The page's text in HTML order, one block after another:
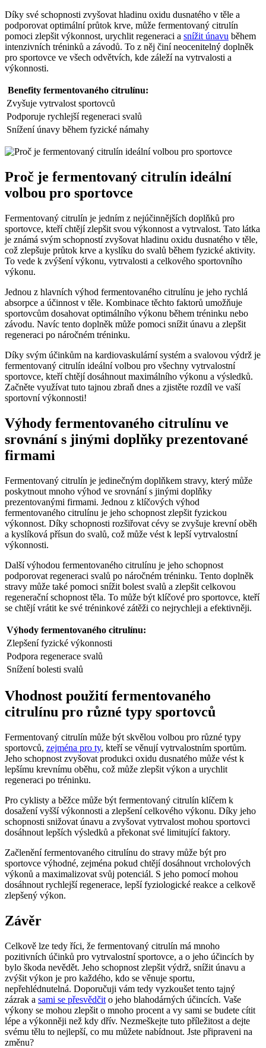
Díky své schopnosti zvyšovat hladinu oxidu dusnatého v těle a
podporovat optimální průtok krve, může fermentovaný citrulín
pomoci zlepšit výkonnost, urychlit regeneraci a snížit únavu během
intenzivních tréninků a závodů. To z něj činí neocenitelný doplněk
pro sportovce ve všech odvětvích, kde záleží na vytrvalosti a
výkonnosti.
Benefity fermentovaného citrulínu:
Zvyšuje vytrvalost sportovců
Podporuje rychlejší regeneraci svalů
Snížení únavy během fyzické námahy
Proč je fermentovaný citrulín ideální
volbou pro sportovce
Fermentovaný citrulín je jedním z nejúčinnějších doplňků pro
sportovce, kteří chtějí zlepšit svou výkonnost a vytrvalost. Tato látka
je známá svým schopností zvyšovat hladinu oxidu dusnatého v těle,
což zlepšuje průtok krve a kyslíku do svalů během fyzické aktivity.
To vede k zvýšení výkonu, vytrvalosti a celkového sportovního
výkonu.
Jednou z hlavních výhod fermentovaného citrulínu je jeho rychlá
absorpce a účinnost v těle. Kombinace těchto faktorů umožňuje
sportovcům dosahovat optimálního výkonu během tréninku nebo
závodu. Navíc tento doplněk může pomoci snížit únavu a zlepšit
regeneraci po náročném tréninku.
Díky svým účinkům na kardiovaskulární systém a svalovou výdrž je
fermentovaný citrulín ideální volbou pro všechny vytrvalostní
sportovce, kteří chtějí dosáhnout maximálního výkonu a výsledků.
Začněte využívat tuto tajnou zbraň dnes a zjistěte rozdíl ve vaší
sportovní výkonnosti!
Výhody fermentovaného citrulínu ve
srovnání s jinými doplňky prezentované
firmami
Fermentovaný citrulín je jedinečným doplňkem stravy, který může
poskytnout mnoho výhod ve srovnání s jinými doplňky
prezentovanými firmami. Jednou z klíčových výhod
fermentovaného citrulínu je jeho schopnost zlepšit fyzickou
výkonnost. Díky schopnosti rozšiřovat cévy se zvyšuje krevní oběh
a kyslíková přísun do svalů, což může vést k lepší vytrvalostní
výkonnosti.
Další výhodou fermentovaného citrulínu je jeho schopnost
podporovat regeneraci svalů po náročném tréninku. Tento doplněk
stravy může také pomoci snížit bolest svalů a zlepšit celkovou
regenerační schopnost těla. To může být klíčové pro sportovce, kteří
se chtějí vrátit ke své tréninkové zátěži co nejrychleji a efektivněji.
Výhody fermentovaného citrulínu:
Zlepšení fyzické výkonnosti
Podpora regenerace svalů
Snížení bolesti svalů
Vhodnost použití fermentovaného
citrulínu pro různé typy sportovců
Fermentovaný citrulín může být skvělou volbou pro různé typy
sportovců, zejména pro ty, kteří se věnují vytrvalostním sportům.
Jeho schopnost zvyšovat produkci oxidu dusnatého může vést k
lepšímu krevnímu oběhu, což může zlepšit výkon a urychlit
regeneraci po tréninku.
Pro cyklisty a běžce může být fermentovaný citrulín klíčem k
dosažení vyšší výkonnosti a zlepšení celkového výkonu. Díky jeho
schopnosti snižovat únavu a zvyšovat vytrvalost mohou sportovci
dosáhnout lepších výsledků a překonat své limitující faktory.
Začlenění fermentovaného citrulínu do stravy může být pro
sportovce výhodné, zejména pokud chtějí dosáhnout vrcholových
výkonů a maximalizovat svůj potenciál. S jeho pomocí mohou
dosáhnout rychlejší regenerace, lepší fyziologické reakce a celkově
zlepšený výkon.
Závěr
Celkově lze tedy říci, že fermentovaný citrulín má mnoho
pozitivních účinků pro vytrvalostní sportovce, a o jeho účincích by
bylo škoda nevědět. Jeho schopnost zlepšit výdrž, snížit únavu a
zvýšit výkon je pro každého, kdo se věnuje sportu,
nepřehlédnutelná. Doporučuji vám tedy vyzkoušet tento tajný
zázrak a sami se přesvědčit o jeho blahodárných účincích. Vaše
výkony se mohou zlepšit o mnoho procent a vy sami se budete cítit
lépe a výkonněji než kdy dřív. Nezmeškejte tuto příležitost a dejte
svému tělu to nejlepší, co mu můžete nabídnout. Jste připraveni na
změnu?